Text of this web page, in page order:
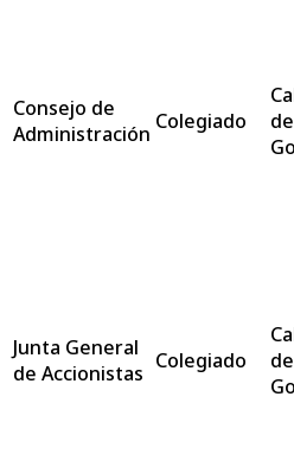
Consejo de
Administración Colegiado
Junta General
de Accionistas Colegiado